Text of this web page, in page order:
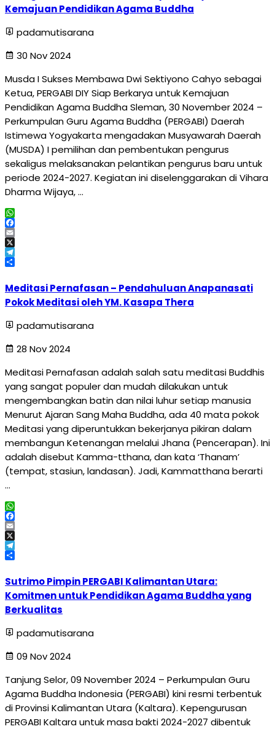
Kemajuan Pendidikan Agama Buddha
padamutisarana
30 Nov 2024
Musda I Sukses Membawa Dwi Sektiyono Cahyo sebagai
Ketua, PERGABI DIY Siap Berkarya untuk Kemajuan
Pendidikan Agama Buddha Sleman, 30 November 2024 –
Perkumpulan Guru Agama Buddha (PERGABI) Daerah
Istimewa Yogyakarta mengadakan Musyawarah Daerah
(MUSDA) I pemilihan dan pembentukan pengurus
sekaligus melaksanakan pelantikan pengurus baru untuk
periode 2024-2027. Kegiatan ini diselenggarakan di Vihara
Dharma Wijaya, …
WhatsApp
Facebook
Email
X
Telegram
Meditasi Pernafasan – Pendahuluan Anapanasati
Pokok Meditasi oleh YM. Kasapa Thera
padamutisarana
28 Nov 2024
Meditasi Pernafasan adalah salah satu meditasi Buddhis
yang sangat populer dan mudah dilakukan untuk
mengembangkan batin dan nilai luhur setiap manusia
Menurut Ajaran Sang Maha Buddha, ada 40 mata pokok
Meditasi yang diperuntukkan bekerjanya pikiran dalam
membangun Ketenangan melalui Jhana (Pencerapan). Ini
adalah disebut Kamma-tthana, dan kata ‘Thanam’
(tempat, stasiun, landasan). Jadi, Kammatthana berarti
…
WhatsApp
Facebook
Email
X
Telegram
Sutrimo Pimpin PERGABI Kalimantan Utara:
Komitmen untuk Pendidikan Agama Buddha yang
Berkualitas
padamutisarana
09 Nov 2024
Tanjung Selor, 09 November 2024 – Perkumpulan Guru
Agama Buddha Indonesia (PERGABI) kini resmi terbentuk
di Provinsi Kalimantan Utara (Kaltara). Kepengurusan
PERGABI Kaltara untuk masa bakti 2024-2027 dibentuk